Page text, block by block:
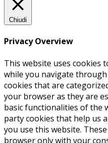
Chiudi
Privacy Overview
This website uses cookies
while you navigate
cookies that are
your browser as they are
basic functionalities of the
party cookies that help us
you use this website.
browser only with your